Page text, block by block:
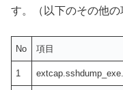
す。（以下のその他の
No 項目
1